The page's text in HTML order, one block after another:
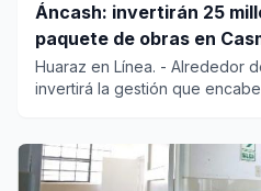
Áncash: invertirán 25
paquete de obras en
Huaraz en Línea. - Alrededor
invertirá la gestión que